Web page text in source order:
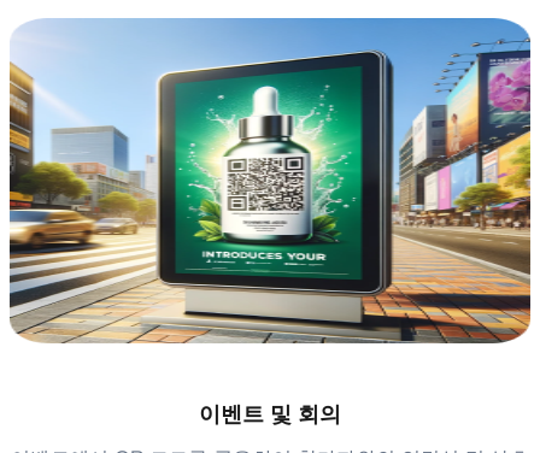
이벤트 및 회의